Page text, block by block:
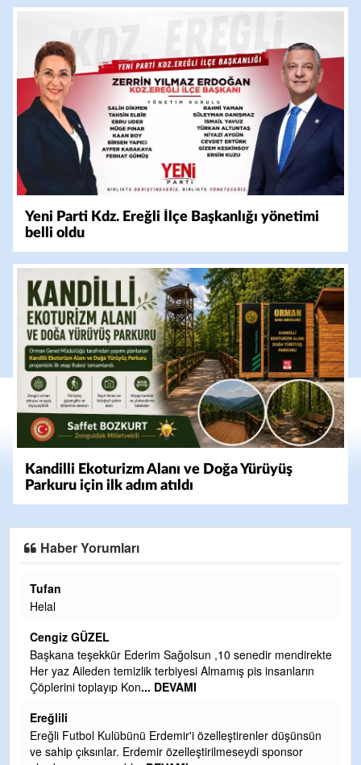
Yeni Parti Kdz. Ereğli İlçe Başkanlığı yönetimi
belli oldu
Kandilli Ekoturizm Alanı ve Doğa Yürüyüş
Parkuru için ilk adım atıldı
Haber Yorumları
Halil Aydın
Çırak ustasından öğrenir kısmet bağlamayı... Ben İbrahim
CEVDET YILMAZ
GULDERE DERE ÇALIŞMALARI, SEKIZ YIL ÖNCE ALKAYA
TARAFINDAN BAŞLATILDI, ETRASFINDA YERLEŞİM YERI
DEVAMI
Şaban yavuz